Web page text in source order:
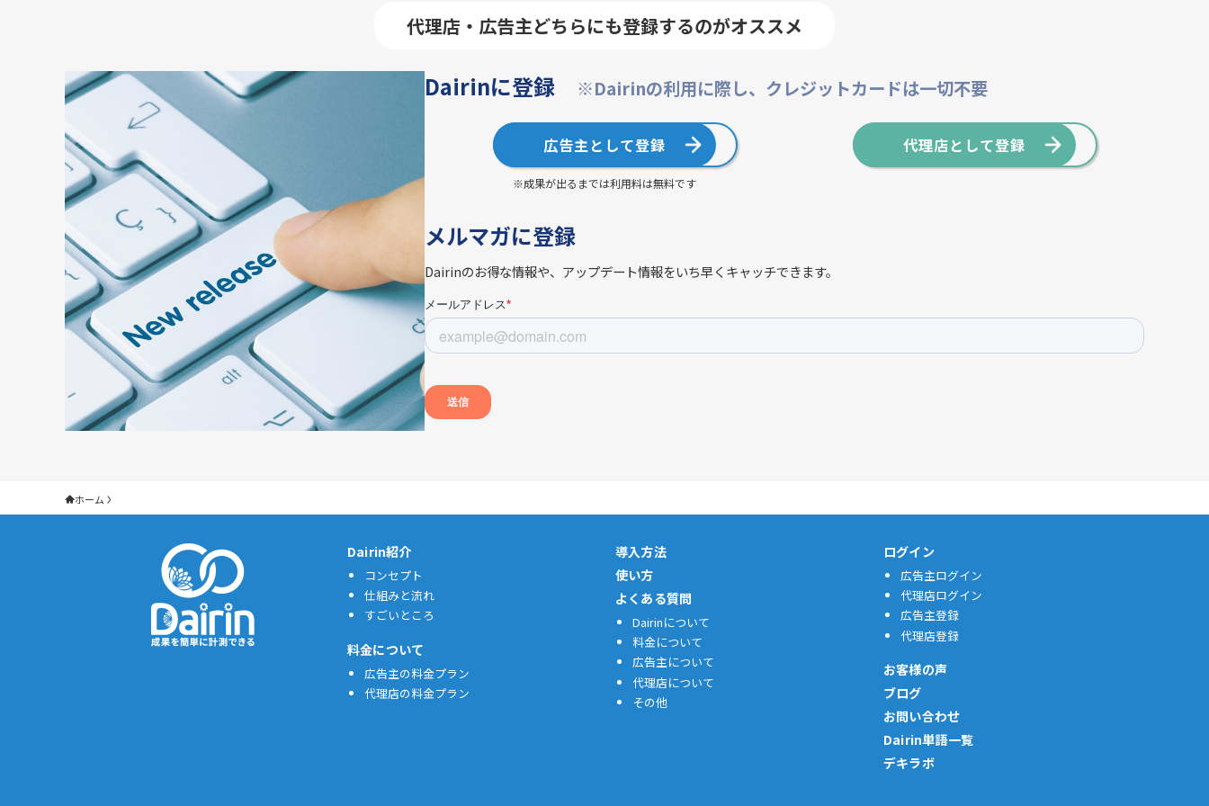
代理店・広告主どちらにも登録するのがオススメ
Dairinに登録 ※Dairinの利用に際し、クレジットカードは一切不要
広告主として登録
※成果が出るまでは利用料は無料です
代理店として登録
メルマガに登録
Dairinのお得な情報や、アップデート情報をいち早くキャッチできます。
ホーム
Dairin紹介
コンセプト
仕組みと流れ
すごいところ
料金について
広告主の料金プラン
代理店の料金プラン
導入方法
使い方
よくある質問
Dairinについて
料金について
広告主について
代理店について
その他
ログイン
広告主ログイン
代理店ログイン
広告主登録
代理店登録
お客様の声
ブログ
お問い合わせ
Dairin単語一覧
デキラボ